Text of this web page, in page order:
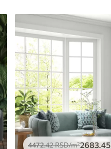
4472.42RSD/m²2683.45